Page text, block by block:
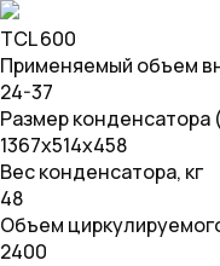
TCL 600
Применяемый объем
24-37
Размер
1367х514х458
Вес конденсатора, кг
48
Объем
2400